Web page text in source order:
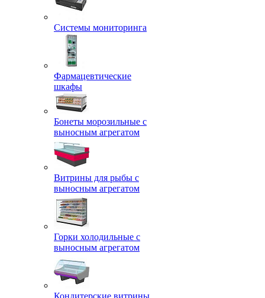
Системы мониторинга
Фармацевтические
шкафы
Бонеты морозильные с
выносным агрегатом
Витрины для рыбы с
выносным агрегатом
Горки холодильные с
выносным агрегатом
Кондитерские витрины